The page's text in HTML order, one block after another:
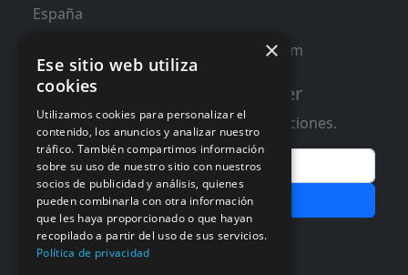
España
contacto@distribucioninformatica.com
Suscribete a nuestro Newsletter
Te informaremos de ofertas y promociones.
Email
Subscribir
Aceptar Politica dePrivacidad
×
Ese sitio web utiliza
cookies
Utilizamos cookies para personalizar el
contenido, los anuncios y analizar nuestro
tráfico. También compartimos información
sobre su uso de nuestro sitio con nuestros
socios de publicidad y análisis, quienes
pueden combinarla con otra información
que les haya proporcionado o que hayan
recopilado a partir del uso de sus servicios.
Política de privacidad